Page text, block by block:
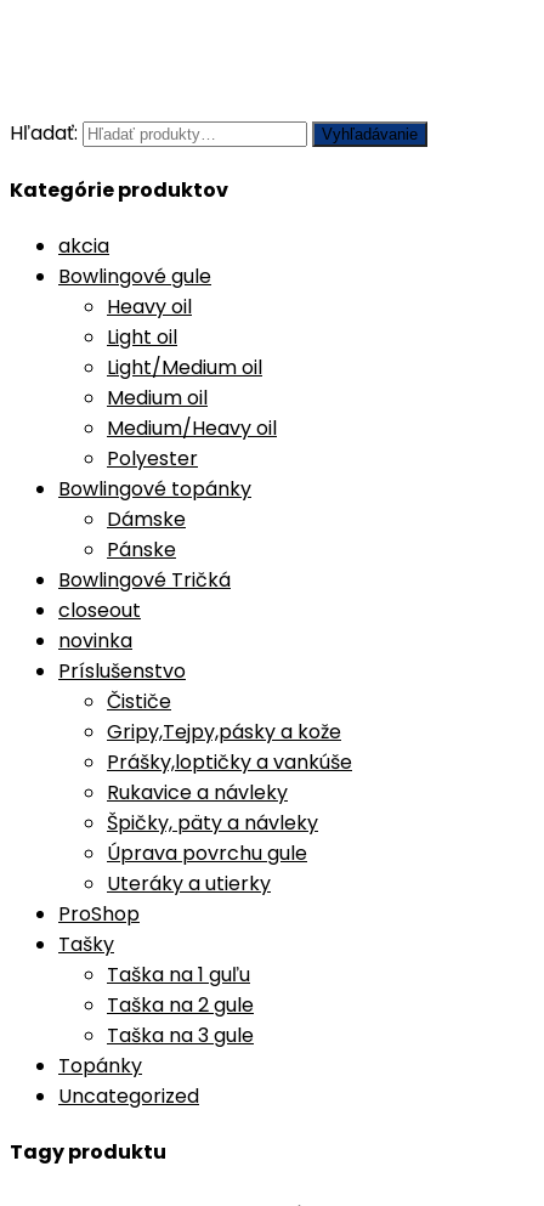
Hľadať: Vyhľadávanie
Kategórie produktov
akcia
Bowlingové gule
Heavy oil
Light oil
Light/Medium oil
Medium oil
Medium/Heavy oil
Polyester
Bowlingové topánky
Dámske
Pánske
Bowlingové Tričká
closeout
novinka
Príslušenstvo
Čističe
Gripy,Tejpy,pásky a kože
Prášky,loptičky a vankúše
Rukavice a návleky
Špičky, päty a návleky
Úprava povrchu gule
Uteráky a utierky
ProShop
Tašky
Taška na 1 guľu
Taška na 2 gule
Taška na 3 gule
Topánky
Uncategorized
Tagy produktu